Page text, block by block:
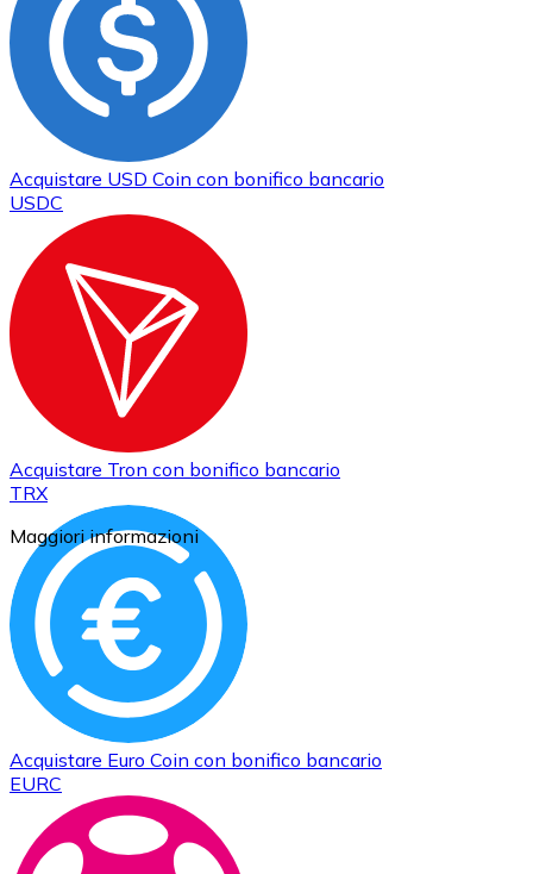
Acquistare USD Coin con bonifico bancario
USDC
Acquistare Tron con bonifico bancario
TRX
Acquistare Euro Coin con bonifico bancario
EURC
Maggiori informazioni